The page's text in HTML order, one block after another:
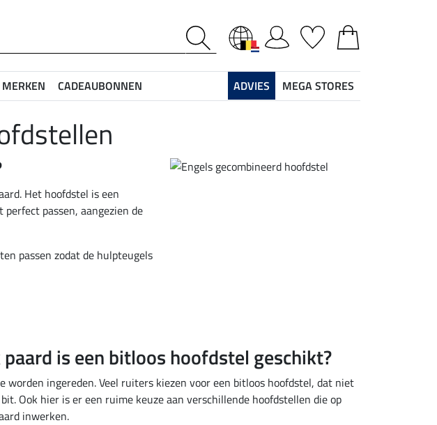
MERKEN CADEAUBONNEN ADVIES MEGA STORES
Het hoofdstel is een
passen, aangezien de
passen zodat de hulpteugels
is een bitloos hoofdstel geschikt?
ingereden. Veel ruiters kiezen voor een bitloos hoofdstel, dat niet
Ook hier is er een ruime keuze aan verschillende hoofdstellen die op
inwerken.